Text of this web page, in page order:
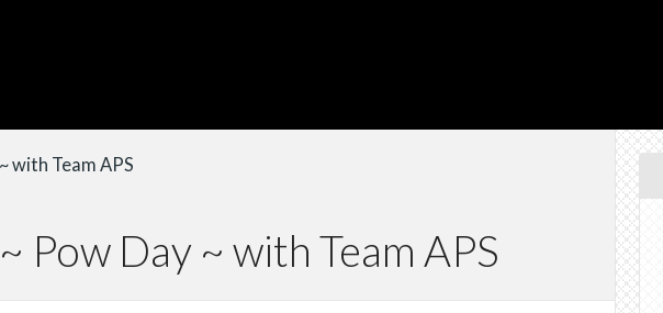
with Team APS
Pow Day ~ with Team APS